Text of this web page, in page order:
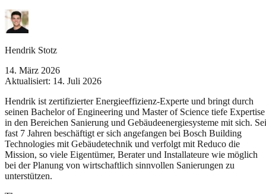
Hendrik Stotz
14. März 2026
Aktualisiert: 14. Juli 2026
Hendrik ist zertifizierter Energieeffizienz-Experte und bringt durch
seinen Bachelor of Engineering und Master of Science tiefe Expertise
in den Bereichen Sanierung und Gebäudeenergiesysteme mit sich.
fast 7 Jahren beschäftigt er sich angefangen bei Bosch Building
Technologies mit Gebäudetechnik und verfolgt mit Reduco die
Mission, so viele Eigentümer, Berater und Installateure wie möglich
bei der Planung von wirtschaftlich sinnvollen Sanierungen zu
unterstützen.